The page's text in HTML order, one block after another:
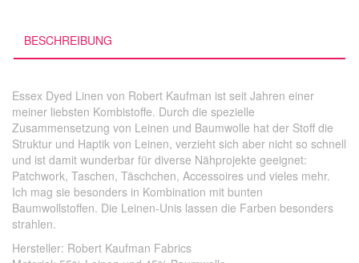
BESCHREIBUNG
Essex Dyed Linen von Robert Kaufman ist seit Jahren einer
meiner liebsten Kombistoffe. Durch die spezielle
Zusammensetzung von Leinen und Baumwolle hat der Stoff die
Struktur und Haptik von Leinen, verzieht sich aber nicht so schnell
und ist damit wunderbar für diverse Nähprojekte geeignet:
Patchwork, Taschen, Täschchen, Accessoires und vieles mehr.
Ich mag sie besonders in Kombination mit bunten
Baumwollstoffen. Die Leinen-Unis lassen die Farben besonders
strahlen.
Hersteller: Robert Kaufman Fabrics